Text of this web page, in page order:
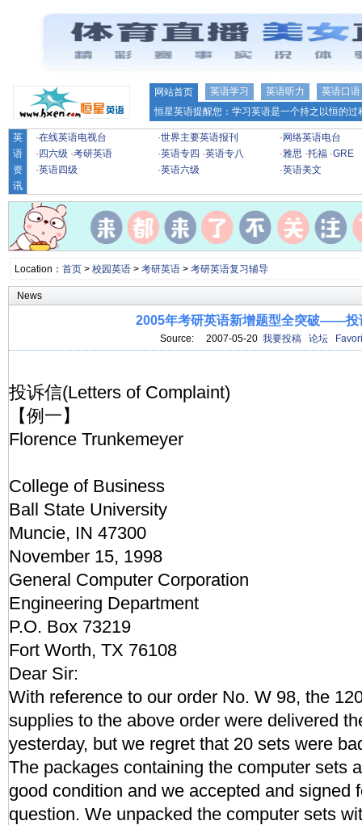
网站首页 英语学习 英语听力
英语口语
恒星英语提醒您：学习英语是一个持之以恒的
英
语
资
讯
·在线英语电视台 ·世界主要英语报刊 · 网络英语电台
· 四六级 ·考研英语 ·英语专四 ·英语专八 ·雅思 ·托福 ·GRE
·英语四级 ·英语六级 ·英语美文
Location： 首页> 校园英语> 考研英语> 考研英语复习辅导
News
2005年考研英语新增题型全突破——投
Source: 2007-05-20 我要投稿 论坛
投诉信(Letters of Complaint)
【例一】
Florence Trunkemeyer
College of Business
Ball State University
Muncie, IN 47300
November 15, 1998
General Computer Corporation
Engineering Department
P.O. Box 73219
Fort Worth, TX 76108
Dear Sir:
With reference to our order No. W 98, the
supplies to the above order were delivered
yesterday, but we regret that 20 sets were
The packages containing the computer sets
good condition and we accepted and signed
question. We unpacked the computer sets